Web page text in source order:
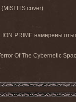
cover)
PRIME намерены
Of The Cybernetic